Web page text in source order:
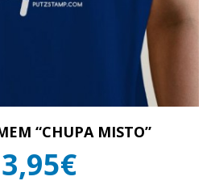
“CHUPA MISTO”